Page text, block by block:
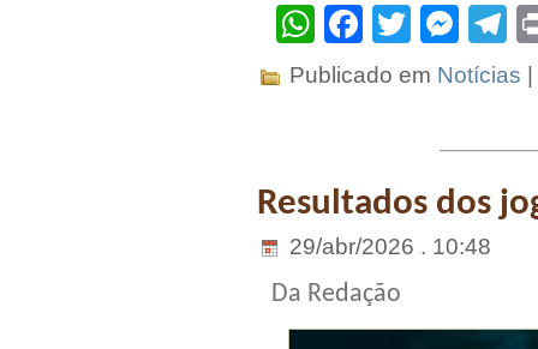
WhatsApp
Facebook
Twitter
Publicado em Notícias |
Resultados dos
29/abr/2026 . 10:48
Da Redação